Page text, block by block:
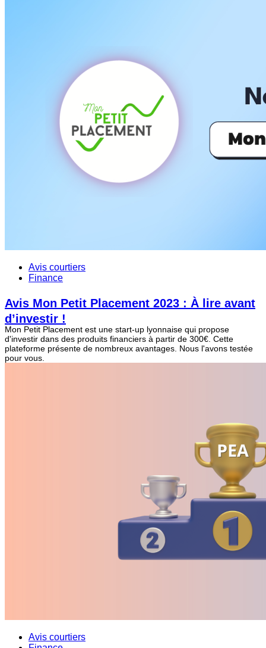
Avis courtiers
Finance
Avis Mon Petit Placement 2023 : À lire avant
d’investir !
Mon Petit Placement est une start-up lyonnaise qui propose
d'investir dans des produits financiers à partir de 300€. Cette
plateforme présente de nombreux avantages. Nous l'avons testée
pour vous.
Avis courtiers